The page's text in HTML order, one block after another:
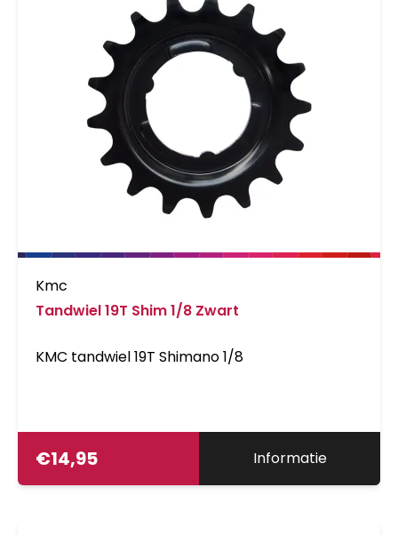
Kmc
Tandwiel 19T Shim 1/8 Zwart
KMC tandwiel 19T Shimano 1/8
€14,95 Informatie